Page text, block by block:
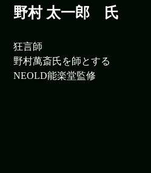
野村 太一郎 氏
狂言師
野村萬斎氏を師とする
NEOLD能楽堂監修